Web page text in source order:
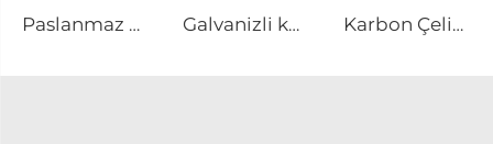
Paslanmaz malzeme çelik sac bobin ss çelik levha Galvanizli kare boru dikişli gi çelik boru Karbon Çelik I-Kiriş A36 Çelik